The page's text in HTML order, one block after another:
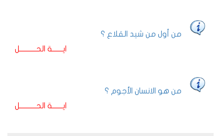
من أول من شيد القلاع ؟
ايـــــــة الحـــــــــــل
من هو الانسان الأجوم ؟
ايـــــــة الحـــــــــــل